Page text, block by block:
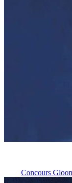
Concours